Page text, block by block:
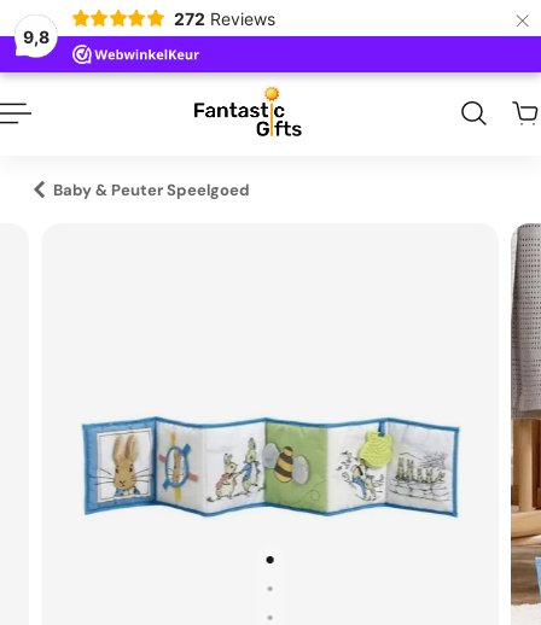
9,8
272 Reviews ×
inhoud
Baby & Peuter Speelgoed